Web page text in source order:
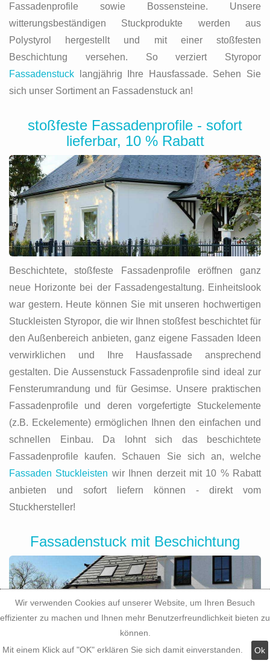
Fassadenprofile sowie Bossensteine. Unsere
witterungsbeständigen Stuckprodukte werden aus
Polystyrol hergestellt und mit einer stoßfesten
Beschichtung versehen. So verziert Styropor
Fassadenstuck langjährig Ihre Hausfassade. Sehen Sie
sich unser Sortiment an Fassadenstuck an!
stoßfeste Fassadenprofile - sofort
lieferbar, 10 % Rabatt
Beschichtete, stoßfeste Fassadenprofile eröffnen ganz
neue Horizonte bei der Fassadengestaltung. Einheitslook
war gestern. Heute können Sie mit unseren hochwertigen
Stuckleisten Styropor, die wir Ihnen stoßfest beschichtet für
den Außenbereich anbieten, ganz eigene Fassaden Ideen
verwirklichen und Ihre Hausfassade ansprechend
gestalten. Die Aussenstuck Fassadenprofile sind ideal zur
Fensterumrandung und für Gesimse. Unsere praktischen
Fassadenprofile und deren vorgefertigte Stuckelemente
(z.B. Eckelemente) ermöglichen Ihnen den einfachen und
schnellen Einbau. Da lohnt sich das beschichtete
Fassadenprofile kaufen. Schauen Sie sich an, welche
Fassaden Stuckleisten wir Ihnen derzeit mit 10 % Rabatt
anbieten und sofort liefern können - direkt vom
Stuckhersteller!
Fassadenstuck mit Beschichtung
Wir verwenden Cookies auf unserer Website, um Ihren Besuch
effizienter zu machen und Ihnen mehr Benutzerfreundlichkeit bieten zu
können.
Mit einem Klick auf "OK" erklären Sie sich damit einverstanden.
Ok